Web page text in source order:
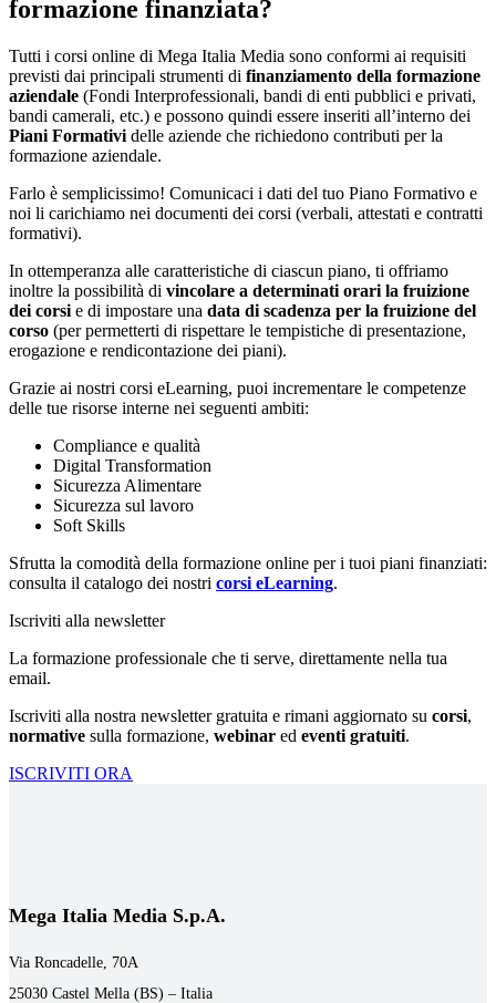
formazione finanziata?
Tutti i corsi online di Mega Italia Media sono conformi ai requisiti
previsti dai principali strumenti di finanziamento della formazione
aziendale (Fondi Interprofessionali, bandi di enti pubblici e privati,
bandi camerali, etc.) e possono quindi essere inseriti all’interno dei
Piani Formativi delle aziende che richiedono contributi per la
formazione aziendale.
Farlo è semplicissimo! Comunicaci i dati del tuo Piano Formativo e
noi li carichiamo nei documenti dei corsi (verbali, attestati e contratti
formativi).
In ottemperanza alle caratteristiche di ciascun piano, ti offriamo
inoltre la possibilità di vincolare a determinati orari la fruizione
dei corsi e di impostare una data di scadenza per la fruizione del
corso (per permetterti di rispettare le tempistiche di presentazione,
erogazione e rendicontazione dei piani).
Grazie ai nostri corsi eLearning, puoi incrementare le competenze
delle tue risorse interne nei seguenti ambiti:
Compliance e qualità
Digital Transformation
Sicurezza Alimentare
Sicurezza sul lavoro
Soft Skills
Sfrutta la comodità della formazione online per i tuoi piani finanziati:
consulta il catalogo dei nostri corsi eLearning.
Iscriviti alla newsletter
La formazione professionale che ti serve, direttamente nella tua
email.
Iscriviti alla nostra newsletter gratuita e rimani aggiornato su corsi,
normative sulla formazione, webinar ed eventi gratuiti.
ISCRIVITI ORA
Mega Italia Media S.p.A.
Via Roncadelle, 70A
25030 Castel Mella (BS) – Italia